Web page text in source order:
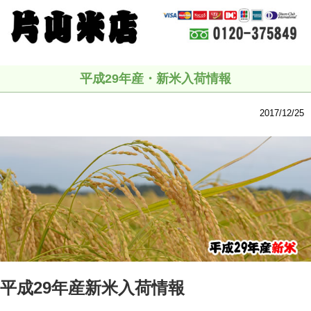
平成29年産・新米入荷情報
2017/12/25
平成29年産新米入荷情報